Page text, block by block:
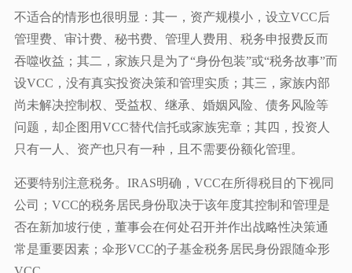
不适合的情形也很明显：其一，资产规模小，设立VCC后
管理费、审计费、秘书费、管理人费用、税务申报费反而
吞噬收益；其二，家族只是为了“身份包装”或“税务故事”而
设VCC，没有真实投资决策和管理实质；其三，家族内部
尚未解决控制权、受益权、继承、婚姻风险、债务风险等
问题，却企图用VCC替代信托或家族宪章；其四，投资人
只有一人、资产也只有一种，且不需要份额化管理。
还要特别注意税务。IRAS明确，VCC在所得税目的下视同
公司；VCC的税务居民身份取决于该年度其控制和管理是
否在新加坡行使，董事会在何处召开并作出战略性决策通
常是重要因素；伞形VCC的子基金税务居民身份跟随伞形